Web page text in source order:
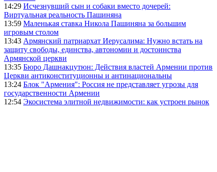
14:29 Исчезнувший сын и собаки вместо дочерей:
Виртуальная реальность Пашиняна
13:59 Маленькая ставка Никола Пашиняна за большим
игровым столом
13:43 Армянский патриархат Иерусалима: Нужно встать на
защиту свободы, единства, автономии и достоинства
Армянской церкви
13:35 Бюро Дашнакцутюн: Действия властей Армении против
Церкви антиконституционны и антинациональны
13:24 Блок "Армения": Россия не представляет угрозы для
государственности Армении
12:54 Экосистема элитной недвижимости: как устроен рынок